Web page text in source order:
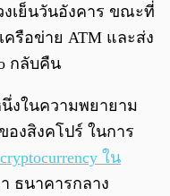
งเย็นวันอังคาร ขณะที่
ครือข่าย ATM และส่ง
กลับคืน
งในความพยายาม
งสิงคโปร์ ในการ
ใน
ธนาคารกลาง